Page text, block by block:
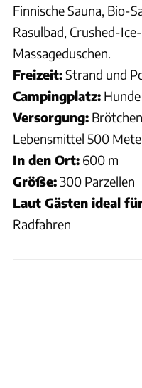
Finnische Sauna, Bio-
Rasulbad, Crushed-
Massageduschen.
Freizeit:Strand und
Campingplatz:
Versorgung:
Lebensmittel 500
In den Ort: 600 m
Größe:300 Parzellen
Laut Gästen ideal
Radfahren